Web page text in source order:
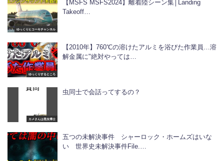
ゆっくりヒコーキチャンネル
【MSFS MSFS2024】離着陸シーン集│Landing
Takeoff…
ゆっくりするところ
【2010年】760℃の溶けたアルミを浴びた作業員…溶
解金属に"絶対やっては…
カメさんは昆虫博士
虫同士で会話ってするの？
五つの未解決事件 シャーロック・ホームズはいな
い 世界史未解決事件File.…